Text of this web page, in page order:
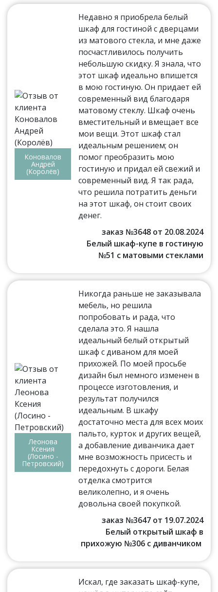
Коновалов
Андрей
(Королёв)
Недавно я приобрела белый
шкаф для гостиной с дверцами
из матового стекла, и мне даже
посчастливилось получить
небольшую скидку. Я знала, что
этот шкаф идеально впишется
в мою гостиную. Он придает ей
современный вид благодаря
матовому стеклу. Шкаф очень
вместительный и вмещает все
мои вещи. Этот шкаф стал
идеальным решением; он
помог преобразить мою
гостиную и придал ей свежий и
современный вид. Я так рада,
что решила потратить деньги
на этот шкаф, он стоит своих
денег.
заказ №3648 от 20.08.2024
Белый шкаф-купе в гостиную
№51 с матовыми стеклами
Леонова
Ксения
(Лосино -
Петровский)
Никогда раньше не заказывала
мебель, но решила
попробовать и рада, что
сделала это. Я нашла
идеальный белый открытый
шкаф с диваном для моей
прихожей. По моей просьбе
дизайн был немного изменен в
процессе изготовления, и
результат получился
идеальным. В шкафу
достаточно места для всех моих
пальто, курток и других вещей,
а добавление диванчика дает
мне возможность присесть и
передохнуть с дороги. Белая
отделка смотрится
великолепно, и я очень
довольна своей покупкой.
заказ №3647 от 19.07.2024
Белый открытый шкаф в
прихожую №306 с диванчиком
Искал, где заказать шкаф-купе,